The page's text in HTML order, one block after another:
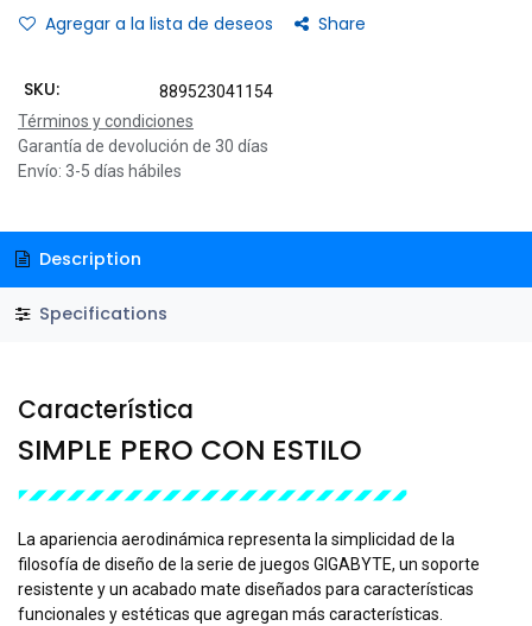
Agregar a la lista de deseos Share
SKU:
889523041154
Términos y condiciones
Garantía de devolución de 30 días
Envío: 3-5 días hábiles
Description
Specifications
Característica
SIMPLE PERO CON ESTILO
La apariencia aerodinámica representa la simplicidad de la
filosofía de diseño de la serie de juegos GIGABYTE, un soporte
resistente y un acabado mate diseñados para características
funcionales y estéticas que agregan más características.